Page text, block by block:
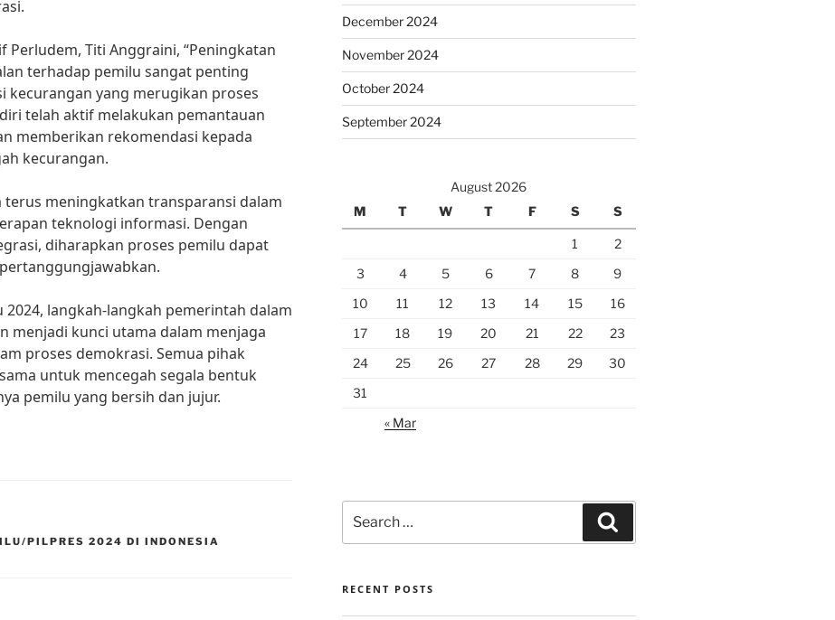
Titi Anggraini, “Peningkatan
terhadap pemilu sangat penting
kecurangan yang merugikan proses
telah aktif melakukan pemantauan
memberikan rekomendasi kepada
kecurangan.
meningkatkan transparansi dalam
teknologi informasi. Dengan
diharapkan proses pemilu dapat
langkah-langkah pemerintah dalam
menjadi kunci utama dalam menjaga
proses demokrasi. Semua pihak
untuk mencegah segala bentuk
pemilu yang bersih dan jujur.
PILPRES 2024 DI INDONESIA
December 2024
November 2024
October 2024
September 2024
August 2026
M
T W T F S S
1
2
3
4 5 6 7 8
9
10
11 12 13 14 15
16
17
18 19 20 21 22
23
24
25 26 27 28 29
30
31
« Mar
for:
RECENT POSTS